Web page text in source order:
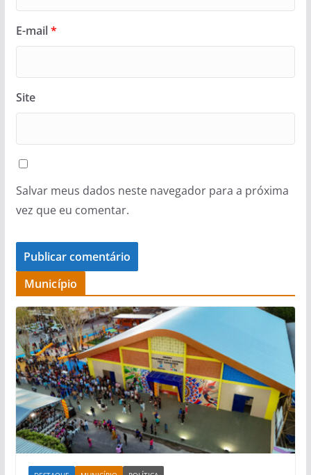
E-mail*
Site
Salvar meus dados neste navegador para a próxima
vez que eu comentar.
Município